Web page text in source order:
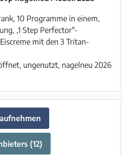
10 Programme in einem,
,1 Step Perfector"-
mit den 3 Tritan-
ungenutzt, nagelneu 2026
(12)